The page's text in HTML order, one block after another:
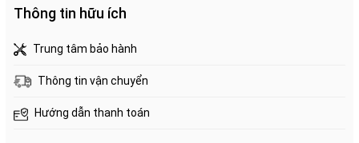
Thông tin hữu ích
Trung tâm bảo hành
Thông tin vận chuyển
Hướng dẫn thanh toán